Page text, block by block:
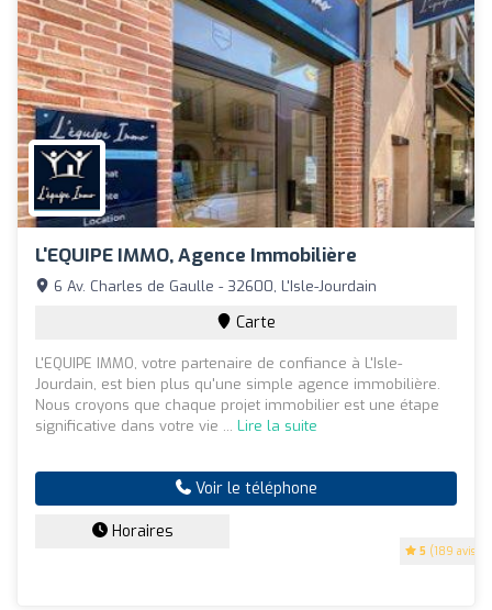
L'EQUIPE IMMO, Agence Immobilière
5 (189 avis)
6 Av. Charles de Gaulle - 32600, L'Isle-Jourdain
Carte
L'EQUIPE IMMO, votre partenaire de confiance à L'Isle-
Jourdain, est bien plus qu'une simple agence immobilière.
Nous croyons que chaque projet immobilier est une étape
significative dans votre vie ... Lire la suite
Voir le téléphone
Horaires